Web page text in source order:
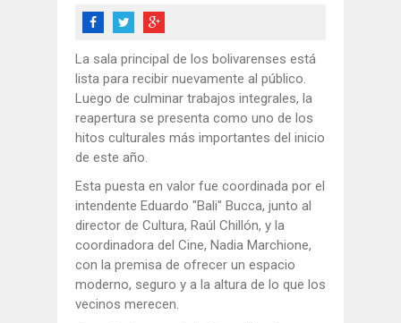
La sala principal de los bolivarenses está
lista para recibir nuevamente al público.
Luego de culminar trabajos integrales, la
reapertura se presenta como uno de los
hitos culturales más importantes del inicio
de este año.
Esta puesta en valor fue coordinada por el
intendente Eduardo "Bali" Bucca, junto al
director de Cultura, Raúl Chillón, y la
coordinadora del Cine, Nadia Marchione,
con la premisa de ofrecer un espacio
moderno, seguro y a la altura de lo que los
vecinos merecen.